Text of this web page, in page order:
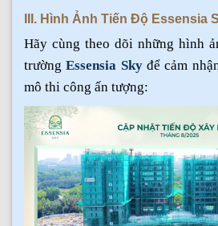
III. Hình Ảnh Tiến Độ Essensia
Hãy cùng theo dõi những hình
trườngEssensia Skyđể cảm
mô thi công ấn tượng: